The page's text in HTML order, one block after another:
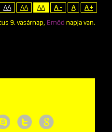
AA AA AA A - A A +
9. vasárnap, Emőd napja van.